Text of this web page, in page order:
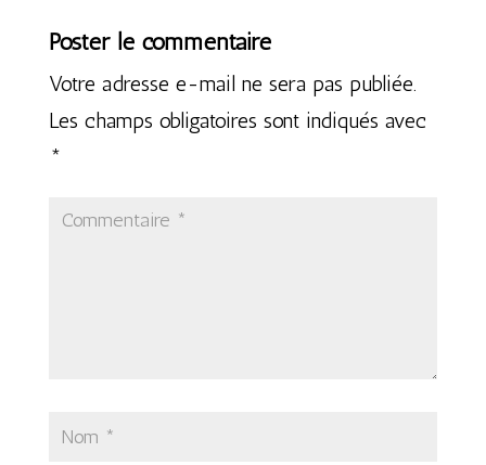
Poster le commentaire
Votre adresse e-mail ne sera pas publiée.
Les champs obligatoires sont indiqués avec
*